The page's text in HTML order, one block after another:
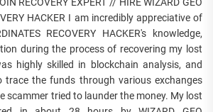
RECOVERY EXPERT // HIRE WIZARD GEO
HACKER I am incredibly appreciative of
RECOVERY HACKER's knowledge,
during the process of recovering my lost
highly skilled in blockchain analysis, and
the funds through various exchanges
scammer tried to launder the money. My lost